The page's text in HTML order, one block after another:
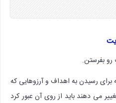
بفرستن.
رسیدن به اهداف و آرزوهایی که
می دهند باید از روی آن عبور کرد